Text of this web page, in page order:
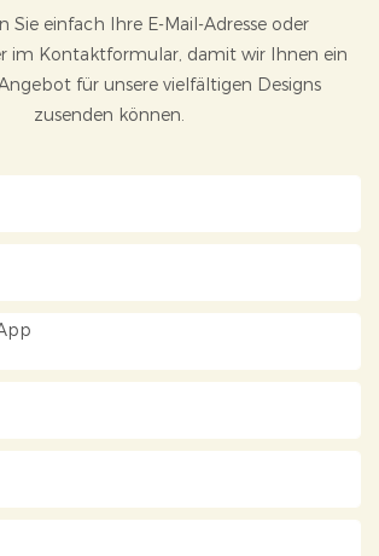
Sie einfach Ihre E-Mail-Adresse oder
im Kontaktformular, damit wir Ihnen ein
für unsere vielfältigen Designs
zusenden können.